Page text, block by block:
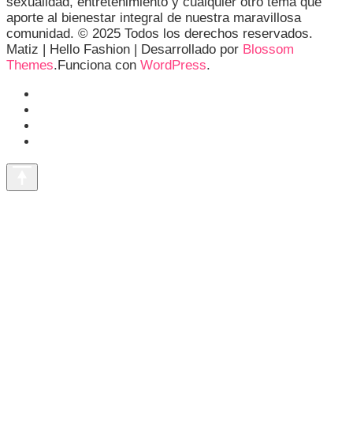
aporte al bienestar integral de nuestra maravillosa
comunidad. © 2025 Todos los derechos reservados.
Matiz | Hello Fashion | Desarrollado por Blossom
Themes.Funciona con WordPress.